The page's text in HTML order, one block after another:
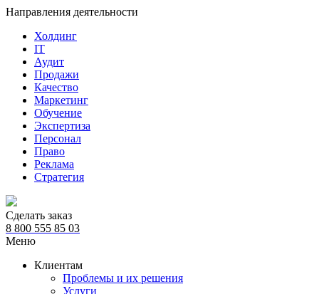
Направления деятельности
Холдинг
IT
Аудит
Продажи
Качество
Маркетинг
Обучение
Экспертиза
Персонал
Право
Реклама
Стратегия
Сделать заказ
8 800 555 85 03
Меню
Клиентам
Проблемы и их решения
Услуги